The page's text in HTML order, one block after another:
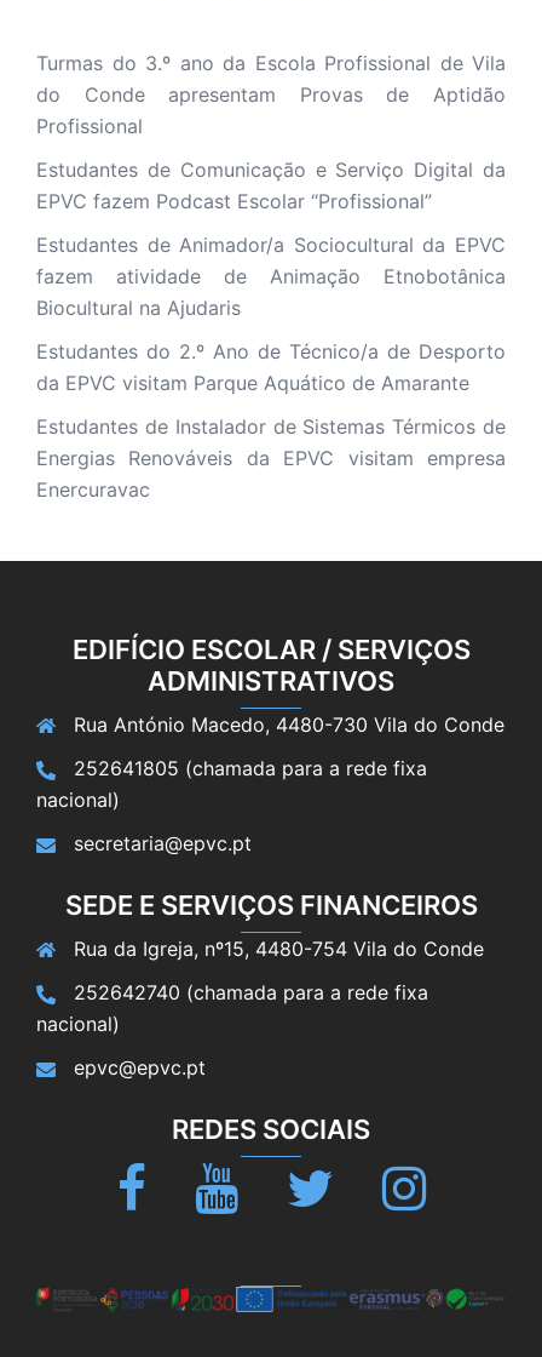
Turmas do 3.º ano da Escola Profissional de Vila
do Conde apresentam Provas de Aptidão
Profissional
Estudantes de Comunicação e Serviço Digital da
EPVC fazem Podcast Escolar “Profissional”
Estudantes de Animador/a Sociocultural da EPVC
fazem atividade de Animação Etnobotânica
Biocultural na Ajudaris
Estudantes do 2.º Ano de Técnico/a de Desporto
da EPVC visitam Parque Aquático de Amarante
Estudantes de Instalador de Sistemas Térmicos de
Energias Renováveis da EPVC visitam empresa
Enercuravac
EDIFÍCIO ESCOLAR / SERVIÇOS
ADMINISTRATIVOS
Rua António Macedo, 4480-730 Vila do Conde
252641805 (chamada para a rede fixa
nacional)
secretaria@epvc.pt
SEDE E SERVIÇOS FINANCEIROS
Rua da Igreja, nº15, 4480-754 Vila do Conde
252642740 (chamada para a rede fixa
nacional)
epvc@epvc.pt
REDES SOCIAIS
Facebook Youtube Twitter Instagram